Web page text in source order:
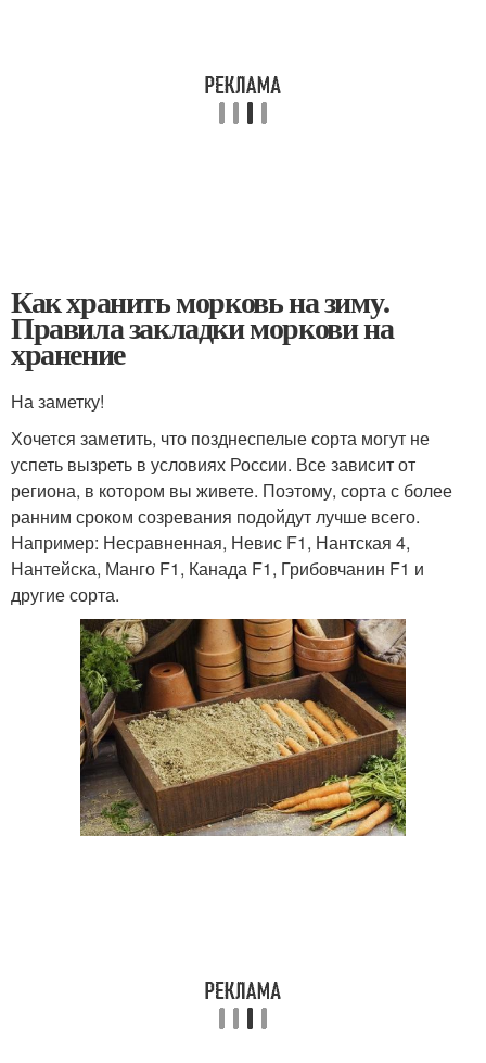
Как хранить морковь на зиму.
Правила закладки моркови на
хранение
На заметку!
Хочется заметить, что позднеспелые сорта могут не
успеть вызреть в условиях России. Все зависит от
региона, в котором вы живете. Поэтому, сорта с более
ранним сроком созревания подойдут лучше всего.
Например: Несравненная, Невис F1, Нантская 4,
Нантейска, Манго F1, Канада F1, Грибовчанин F1 и
другие сорта.